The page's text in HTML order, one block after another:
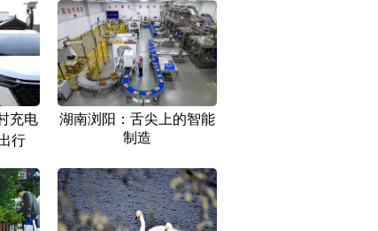
充电
行
湖南浏阳：舌尖上的智能
制造